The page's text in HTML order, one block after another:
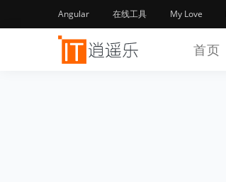
Angular 在线工具 My Love
首页